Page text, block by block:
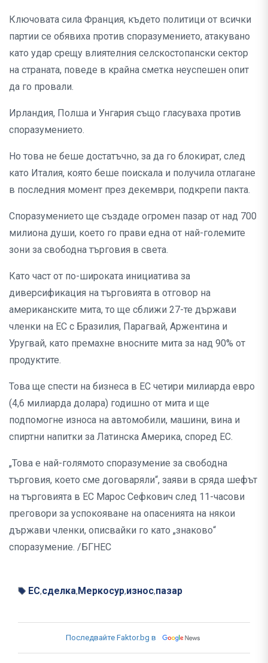
Ключовата сила Франция, където политици от всички
партии се обявиха против споразумението, атакувано
като удар срещу влиятелния селскостопански сектор
на страната, поведе в крайна сметка неуспешен опит
да го провали.
Ирландия, Полша и Унгария също гласуваха против
споразумението.
Но това не беше достатъчно, за да го блокират, след
като Италия, която беше поискала и получила отлагане
в последния момент през декември, подкрепи пакта.
Споразумението ще създаде огромен пазар от над 700
милиона души, което го прави една от най-големите
зони за свободна търговия в света.
Като част от по-широката инициатива за
диверсификация на търговията в отговор на
американските мита, то ще сближи 27-те държави
членки на ЕС с Бразилия, Парагвай, Аржентина и
Уругвай, като премахне вносните мита за над 90% от
продуктите.
Това ще спести на бизнеса в ЕС четири милиарда евро
(4,6 милиарда долара) годишно от мита и ще
подпомогне износа на автомобили, машини, вина и
спиртни напитки за Латинска Америка, според ЕС.
„Това е най-голямото споразумение за свободна
търговия, което сме договаряли“, заяви в сряда шефът
на търговията в ЕС Марос Сефкович след 11-часови
преговори за успокояване на опасенията на някои
държави членки, описвайки го като „знаково“
споразумение. /БГНЕС
ЕС,сделка, Меркосур,износ,пазар
Последвайте Faktor.bg в